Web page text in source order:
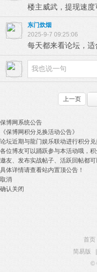
楼主威武，提现速度
东门炊烟
2025-9-7 09:25:06
每天都来看论坛，适
上一页
保博网系统公告
《保博网积分兑换活动公告》
论坛近期与龍门娱乐联动进行积分兑
各位博友可以踊跃参与本活动哦，积
邀友、发布实战帖子、活跃回帖都
具体详情请查看站内置顶公告！
取消
确认关闭
首页
简易版
©